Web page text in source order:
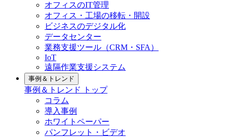
オフィスのIT管理
オフィス・工場の移転・開設
ビジネスのデジタル化
データセンター
業務支援ツール（CRM・SFA）
IoT
遠隔作業支援システム
事例＆トレンド
事例＆トレンド トップ
コラム
導入事例
ホワイトペーパー
パンフレット・ビデオ